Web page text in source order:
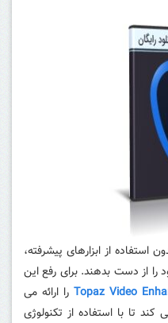
استفاده از ابزارهای پیشرفته،
از دست بدهند. برای رفع این
Topaz Video را ارائه می
کند تا با استفاده از تکنولوژی